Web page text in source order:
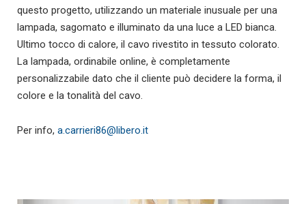
questo progetto, utilizzando un materiale inusuale per una
lampada, sagomato e illuminato da una luce a LED bianca.
Ultimo tocco di calore, il cavo rivestito in tessuto colorato.
La lampada, ordinabile online, è completamente
personalizzabile dato che il cliente può decidere la forma, il
colore e la tonalità del cavo.
Per info, a.carrieri86@libero.it